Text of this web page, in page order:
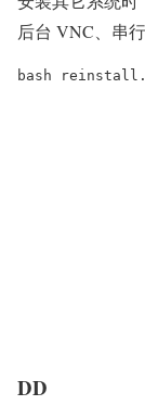
后台 VNC、串
bash
DD